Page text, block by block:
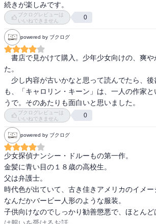
続きが楽しみです。
ブクログレビューは
いいねできません
0
powered by ブクログ
書店で見かけて購入。少年少女向けの、爽や
た。
少し内容が古いかなと思って読んでたら、後
も、「キャロリン・キーン」は、一人の作家
うで。そのあたりも面白いと思いました。
ブクログレビューは
いいねできません
0
powered by ブクログ
少女探偵ナンシー・ドルーもの第一作。
金髪に青い目の１８歳の高校生。
父は弁護士。
時代色が出ていて、古き佳きアメリカのイメー
なんだかバービー人形のような服装。
子供向けなのでしっかり勧善懲悪で、ほとん